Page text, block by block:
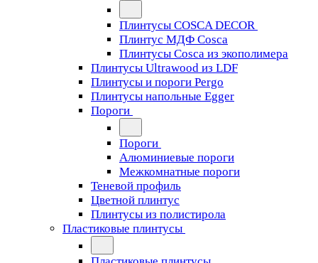
Плинтусы COSCA DECOR
Плинтус МДФ Cosca
Плинтусы Cosca из экополимера
Плинтусы Ultrawood из LDF
Плинтусы и пороги Pergo
Плинтусы напольные Egger
Пороги
Пороги
Алюминиевые пороги
Межкомнатные пороги
Теневой профиль
Цветной плинтус
Плинтусы из полистирола
Пластиковые плинтусы